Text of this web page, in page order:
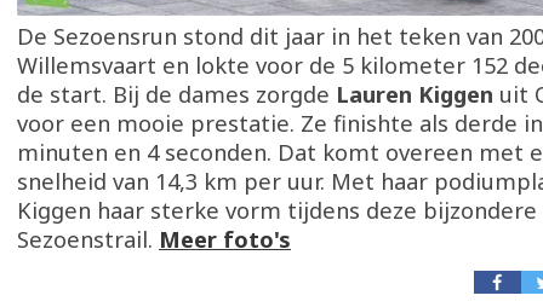
De Sezoensrun stond dit jaar in het teken van
Willemsvaart en lokte voor de 5 kilometer 152
de start. Bij de dames zorgde Lauren Kiggen uit
voor een mooie prestatie. Ze finishte als derde
minuten en 4 seconden. Dat komt overeen met
snelheid van 14,3 km per uur. Met haar
Kiggen haar sterke vorm tijdens deze
Sezoenstrail. Meer foto's